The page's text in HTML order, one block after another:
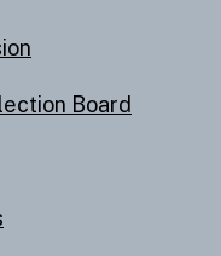
Board